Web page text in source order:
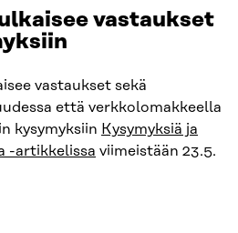
vastaukset
vastaukset sekä
että verkkolomakkeella
kysymyksiin Kysymyksiä ja
-artikkelissa viimeistään 23.5.